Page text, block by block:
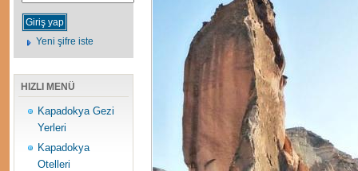
Yeni şifre iste
HIZLI MENÜ
Kapadokya Gezi
Yerleri
Kapadokya
Otelleri